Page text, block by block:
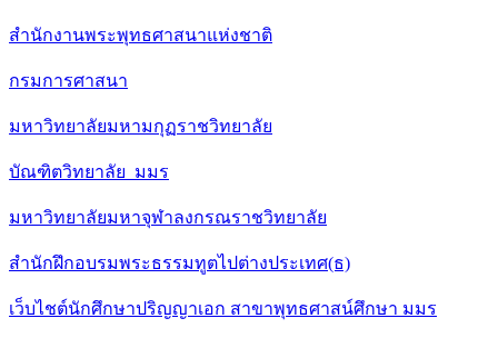
สำนักงานพระพุทธศาสนาแห่งชาติ
กรมการศาสนา
มหาวิทยาลัยมหามกุฏราชวิทยาลัย
บัณฑิตวิทยาลัย มมร
มหาวิทยาลัยมหาจุฬาลงกรณราชวิทยาลัย
สำนักฝึกอบรมพระธรรมทูตไปต่างประเทศ(ธ)
เว็บไชต์นักศึกษาปริญญาเอก สาขาพุทธศาสน์ศึกษา มมร